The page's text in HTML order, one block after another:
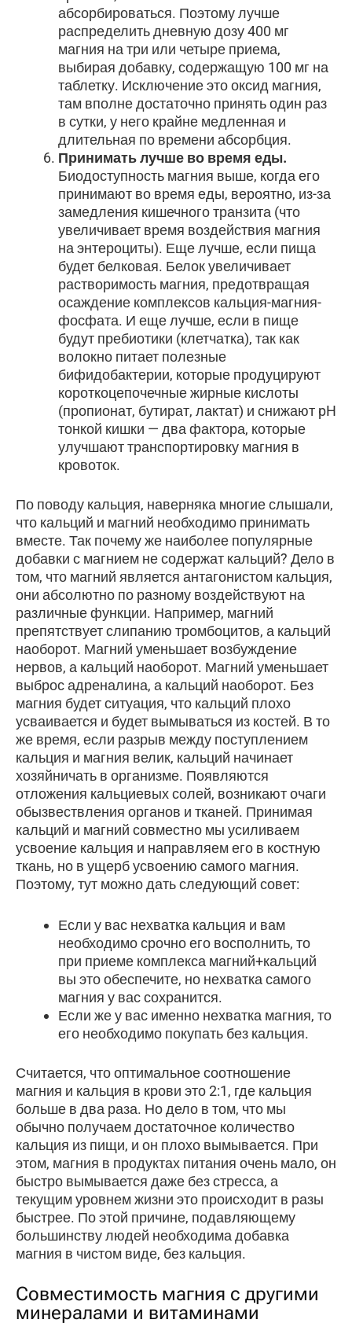
абсорбироваться. Поэтому лучше
распределить дневную дозу 400 мг
магния на три или четыре приема,
выбирая добавку, содержащую 100 мг на
таблетку. Исключение это оксид магния,
там вполне достаточно принять один раз
в сутки, у него крайне медленная и
длительная по времени абсорбция.
Принимать лучше во время еды.
Биодоступность магния выше, когда его
принимают во время еды, вероятно, из-за
замедления кишечного транзита (что
увеличивает время воздействия магния
на энтероциты). Еще лучше, если пища
будет белковая. Белок увеличивает
растворимость магния, предотвращая
осаждение комплексов кальция-магния-
фосфата. И еще лучше, если в пище
будут пребиотики (клетчатка), так как
волокно питает полезные
бифидобактерии, которые продуцируют
короткоцепочечные жирные кислоты
(пропионат, бутират, лактат) и снижают pH
тонкой кишки — два фактора, которые
улучшают транспортировку магния в
кровоток.
По поводу кальция, наверняка многие слышали,
что кальций и магний необходимо принимать
вместе. Так почему же наиболее популярные
добавки с магнием не содержат кальций? Дело в
том, что магний является антагонистом кальция,
они абсолютно по разному воздействуют на
различные функции. Например, магний
препятствует слипанию тромбоцитов, а кальций
наоборот. Магний уменьшает возбуждение
нервов, а кальций наоборот. Магний уменьшает
выброс адреналина, а кальций наоборот. Без
магния будет ситуация, что кальций плохо
усваивается и будет вымываться из костей. В то
же время, если разрыв между поступлением
кальция и магния велик, кальций начинает
хозяйничать в организме. Появляются
отложения кальциевых солей, возникают очаги
обызвествления органов и тканей. Принимая
кальций и магний совместно мы усиливаем
усвоение кальция и направляем его в костную
ткань, но в ущерб усвоению самого магния.
Поэтому, тут можно дать следующий совет:
Если у вас нехватка кальция и вам
необходимо срочно его восполнить, то
при приеме комплекса магний+кальций
вы это обеспечите, но нехватка самого
магния у вас сохранится.
Если же у вас именно нехватка магния, то
его необходимо покупать без кальция.
Считается, что оптимальное соотношение
магния и кальция в крови это 2:1, где кальция
больше в два раза. Но дело в том, что мы
обычно получаем достаточное количество
кальция из пищи, и он плохо вымывается. При
этом, магния в продуктах питания очень мало, он
быстро вымывается даже без стресса, а
текущим уровнем жизни это происходит в разы
быстрее. По этой причине, подавляющему
большинству людей необходима добавка
магния в чистом виде, без кальция.
Совместимость магния с другими
минералами и витаминами